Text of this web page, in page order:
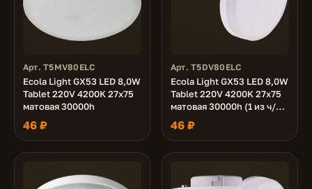
Арт. T5MV80ELC
Ecola Light GX53 LED 8,0W
Tablet 220V 4200K 27x75
матовая 30000h
46 ₽
Арт. T5DV80ELC
Ecola Light GX53 LED 8,0W
Tablet 220V 4200K 27x75
матовая 30000h (1 из ч/б
уп. по 10)
46 ₽